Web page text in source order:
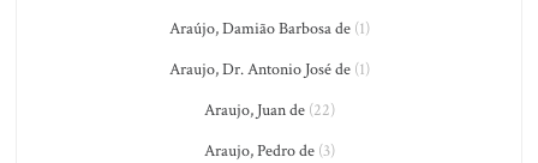
Araújo, Damião Barbosa de(1)
Araujo, Dr. Antonio José de(1)
Araujo, Juan de(22)
Araujo, Pedro de(3)